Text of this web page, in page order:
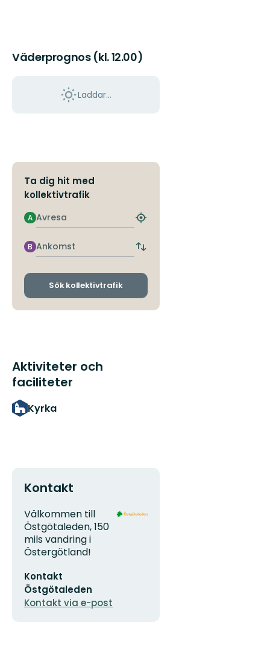
Väderprognos (kl. 12.00)
Laddar...
Ta dig hit med
kollektivtrafik
Avresa
A
Hitta
hållplats
Ankomst
B
Byt
och
Sök kollektivtrafik
Aktiviteter och
faciliteter
Kyrka
Kontakt
Adress
Välkommen till
Östgötaleden, 150
mils vandring i
Östergötland!
postadress
Kontakt
Östgötaleden
Kontakt via e-post
Organisationens